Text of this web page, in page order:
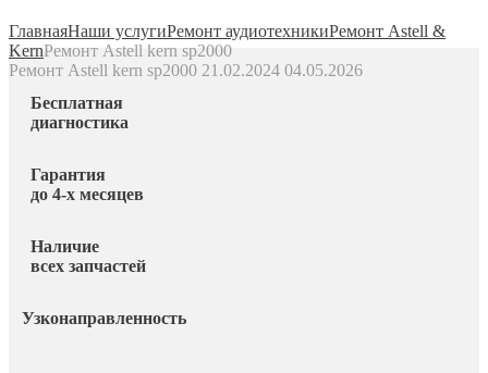
ГлавнаяНаши услугиРемонт аудиотехникиРемонт Astell &
KernРемонт Astell kern sp2000
Ремонт Astell kern sp2000 21.02.2024 04.05.2026
Бесплатная
диагностика
Гарантия
до 4-х месяцев
Наличие
всех запчастей
Узконаправленность